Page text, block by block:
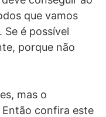
que vamos
é possível
porque não
mas o
confira este